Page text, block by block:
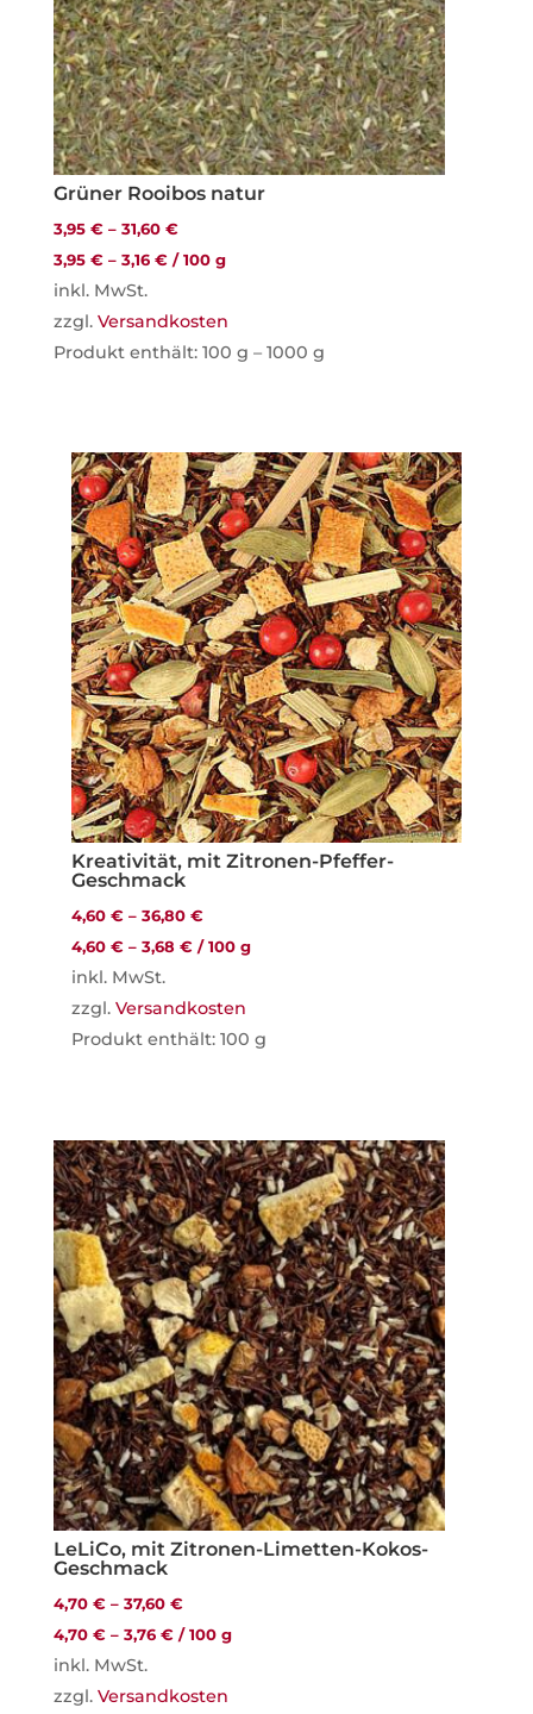
Grüner Rooibos natur
3,95€ –31,60€
3,95€ –3,16€ /100 g
inkl. MwSt.
zzgl.Versandkosten
Produkt enthält: 100g – 1000g
Kreativität, mit Zitronen-Pfeffer-
Geschmack
4,60 €– 36,80 €
4,60 €– 3,68 €/100 g
inkl. MwSt.
zzgl. Versandkosten
Produkt enthält: 100 g
LeLiCo, mit Zitronen-Limetten-Kokos-
Geschmack
4,70€ –37,60€
4,70€ –3,76€ /100 g
inkl. MwSt.
zzgl.Versandkosten